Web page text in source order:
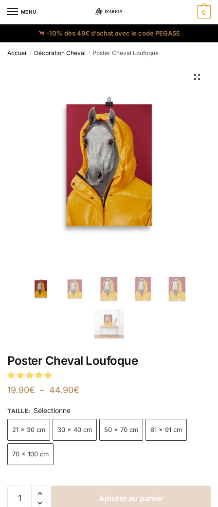
MENU 0
-10% dès 49€ d’achat avec le code PEGASE
Accueil / Décoration Cheval / Poster Cheval Loufoque
Poster Cheval Loufoque
19.90€ – 44.90€
TAILLE: Sélectionne
21 × 30 cm 30 × 40 cm 50 × 70 cm 61 × 91 cm
70 × 100 cm
Ajouter au panier